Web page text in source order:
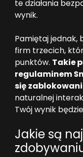
te działania
wynik.
Pamiętaj jednak,
firm trzecich,
punktów. Takie
regulaminem
się
naturalnej
Twój wynik
Jakie są